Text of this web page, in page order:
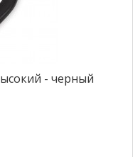
- черный